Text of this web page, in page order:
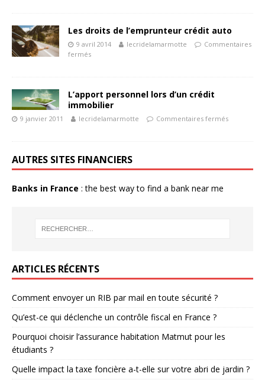
Les droits de l’emprunteur crédit auto
9 avril 2014 lecridelamarmotte
Commentaires
fermés
L’apport personnel lors d’un crédit
immobilier
9 janvier 2011 lecridelamarmotte Commentaires fermés
AUTRES SITES FINANCIERS
Banks in France : the best way to find a bank near me
ARTICLES RÉCENTS
Comment envoyer un RIB par mail en toute sécurité ?
Qu’est-ce qui déclenche un contrôle fiscal en France ?
Pourquoi choisir l’assurance habitation Matmut pour les
étudiants ?
Quelle impact la taxe foncière a-t-elle sur votre abri de jardin ?